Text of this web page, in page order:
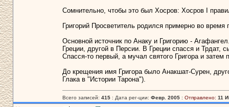
Сомнительно, чтобы это был Хосров: Хосров I
Григорий Просветитель родился примерно во
Основной источник по Анаку и Григорию -
Греции, другой в Персии. В Греции спасся и
Спасся-то первый, а мучал святого Григора и затем
До крещения имя Григора было Анакшат-Сурен,
Глака в "Истории Тарона").
Всего записей: 415: Дата рег-ции: Февр. 2005: Отправлено: 11